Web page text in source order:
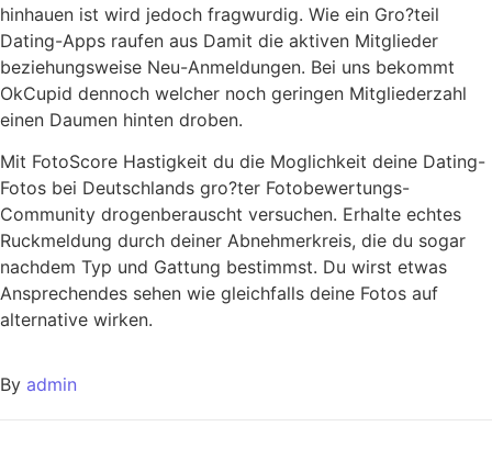
hinhauen ist wird jedoch fragwurdig. Wie ein Gro?teil
Dating-Apps raufen aus Damit die aktiven Mitglieder
beziehungsweise Neu-Anmeldungen. Bei uns bekommt
OkCupid dennoch welcher noch geringen Mitgliederzahl
einen Daumen hinten droben.
Mit FotoScore Hastigkeit du die Moglichkeit deine Dating-
Fotos bei Deutschlands gro?ter Fotobewertungs-
Community drogenberauscht versuchen. Erhalte echtes
Ruckmeldung durch deiner Abnehmerkreis, die du sogar
nachdem Typ und Gattung bestimmst. Du wirst etwas
Ansprechendes sehen wie gleichfalls deine Fotos auf
alternative wirken.
By admin